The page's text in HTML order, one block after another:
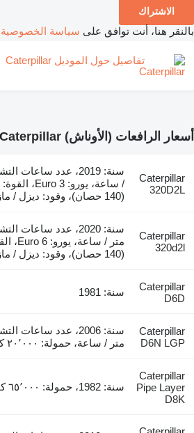
الاشتراك
بالنقر هنا، أنت توافق على سياسة الخصوصية
تفاصيل حول الموديل Caterpillar
أسعار الرافعات (الأوناش) Caterpillar
Caterpillar
320D2L
(140 حصان)، وقود: ديزل / مازوت
Caterpillar
320d2l
(140 حصان)، وقود: ديزل / مازوت
Caterpillar
D6D
سنة: 1981
Caterpillar
D6N LGP
متر / ساعة، حمولة: ٢٠٬٠٠٠ كجم
Caterpillar
Pipe Layer
D8K
سنة: 1982، حمولة: ٦٥٬٠٠٠ كجم